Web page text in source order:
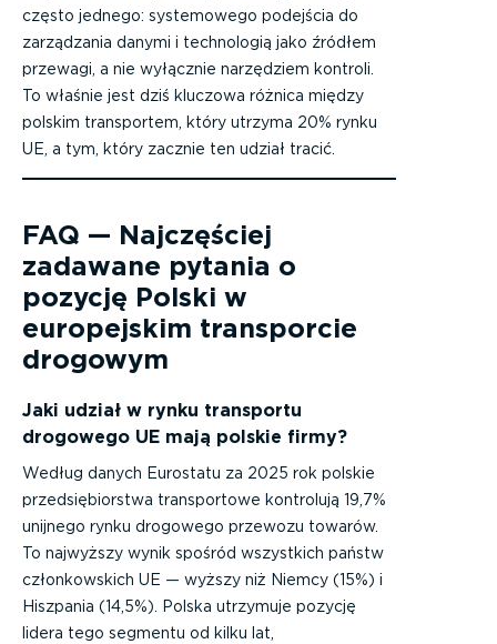
często jednego: systemowego podejścia do
zarządzania danymi i technologią jako źródłem
przewagi, a nie wyłącznie narzędziem kontroli.
To właśnie jest dziś kluczowa różnica między
polskim transportem, który utrzyma 20% rynku
UE, a tym, który zacznie ten udział tracić.
FAQ — Najczęściej
zadawane pytania o
pozycję Polski w
europejskim transporcie
drogowym
Jaki udział w rynku transportu
drogowego UE mają polskie firmy?
Według danych Eurostatu za 2025 rok polskie
przedsiębiorstwa transportowe kontrolują 19,7%
unijnego rynku drogowego przewozu towarów.
To najwyższy wynik spośród wszystkich państw
członkowskich UE — wyższy niż Niemcy (15%) i
Hiszpania (14,5%). Polska utrzymuje pozycję
lidera tego segmentu od kilku lat,